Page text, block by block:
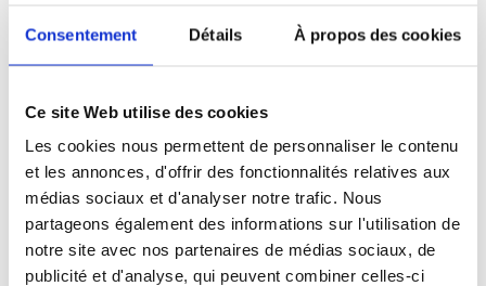
Consentement Détails À propos des cookies
Ce site Web utilise des cookies
Les cookies nous permettent de personnaliser le contenu
et les annonces, d'offrir des fonctionnalités relatives aux
médias sociaux et d'analyser notre trafic. Nous
partageons également des informations sur l'utilisation de
notre site avec nos partenaires de médias sociaux, de
publicité et d'analyse, qui peuvent combiner celles-ci
Profil du
candidat
Qualifications et diplômes :
Profil recherché :